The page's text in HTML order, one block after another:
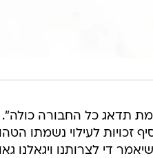
תדאג כל החבורה
זכויות לעילוי נשמתו
די לצרותנו ויגאלנו